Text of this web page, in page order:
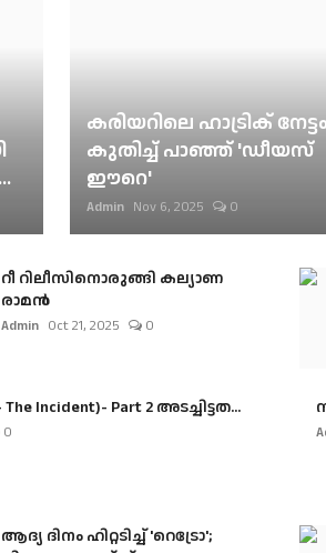
കരിയറിലെ ഹാട്രിക്
കുതിച്ച് പാഞ്ഞ് 'ഡീയസ്
ഈറെ'
Admin Nov 6, 2025 0
റീ റിലീസിനൊരുങ്ങി കല്യാണ
രാമൻ
Admin Oct 21, 2025 0
Incident)- Part 2 അടച്ചിട്ടത...
0
ആദ്യ ദിനം ഹിറ്റടിച്ച് 'റെട്രോ';